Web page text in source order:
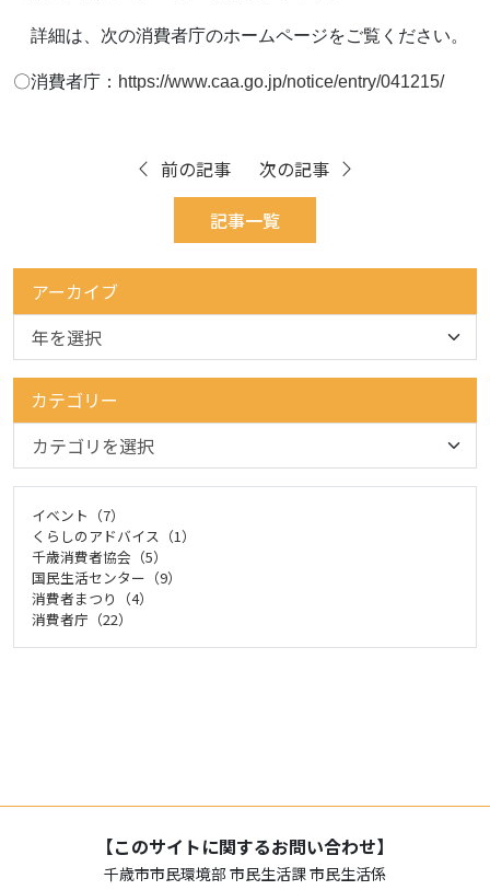
詳細は、次の消費者庁のホームページをご覧ください。
〇消費者庁： https://www.caa.go.jp/notice/entry/041215/
前の記事
記事一覧
次の記事
アーカイブ
カテゴリー
イベント（7）
くらしのアドバイス（1）
千歳消費者協会（5）
国民生活センター（9）
消費者まつり（4）
消費者庁（22）
【このサイトに関するお問い合わせ】
千歳市市民環境部 市民生活課 市民生活係